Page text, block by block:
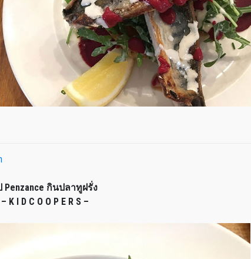
Penzance กินปลาทูฝรั่ง
– K I D C O O P E R S –